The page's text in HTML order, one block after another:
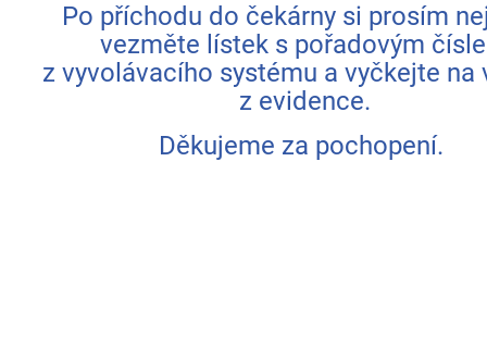
Po příchodu do čekárny si prosím
vezměte lístek s pořadovým
z vyvolávacího systému a vyčkejte na
z evidence.
Děkujeme za pochopení.